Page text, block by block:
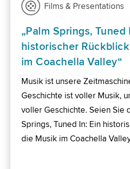
Films & Presentations
„Palm Springs, Tuned
historischer
im Coachella Valley“
Musik ist unsere
Geschichte ist voller Musik,
voller Geschichte. Seien Sie
Springs, Tuned In: Ein
die Musik im Coachella